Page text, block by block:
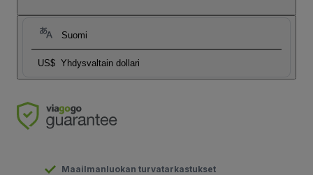
Suomi
US$ Yhdysvaltain dollari
Maailmanluokan turvatarkastukset